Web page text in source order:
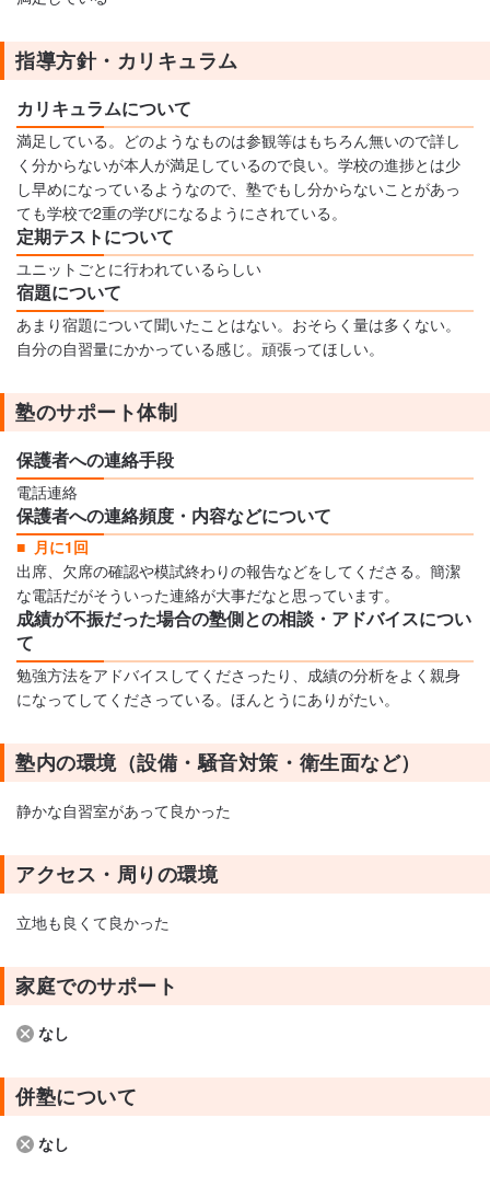
指導方針・カリキュラム
カリキュラムについて
満足している。どのようなものは参観等はもちろん無いので詳し
く分からないが本人が満足しているので良い。学校の進捗とは少
し早めになっているようなので、塾でもし分からないことがあっ
ても学校で2重の学びになるようにされている。
定期テストについて
ユニットごとに行われているらしい
宿題について
あまり宿題について聞いたことはない。おそらく量は多くない。
自分の自習量にかかっている感じ。頑張ってほしい。
塾のサポート体制
保護者への連絡手段
電話連絡
保護者への連絡頻度・内容などについて
月に1回
出席、欠席の確認や模試終わりの報告などをしてくださる。簡潔
な電話だがそういった連絡が大事だなと思っています。
成績が不振だった場合の塾側との相談・アドバイスについ
て
勉強方法をアドバイスしてくださったり、成績の分析をよく親身
になってしてくださっている。ほんとうにありがたい。
塾内の環境（設備・騒音対策・衛生面など）
静かな自習室があって良かった
アクセス・周りの環境
立地も良くて良かった
家庭でのサポート
なし
併塾について
なし